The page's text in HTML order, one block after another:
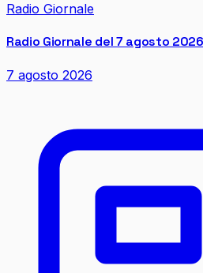
Radio Giornale
Radio Giornale del 7 agosto
7 agosto 2026